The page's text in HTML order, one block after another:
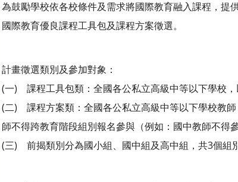
為鼓勵學校依各校條件及需求將國際教育融入課程，提
國際教育優良課程工具包及課程方案徵選。
計畫徵選類別及參加對象：
(一) 課程工具包類：全國各公私立高級中等以下學校，
(二) 課程方案類：全國各公私立高級中等以下學校教
師不得跨教育階段組別報名參與（例如：國中教師不得
(三) 前揭類別分為國小組、國中組及高中組，共3個組別